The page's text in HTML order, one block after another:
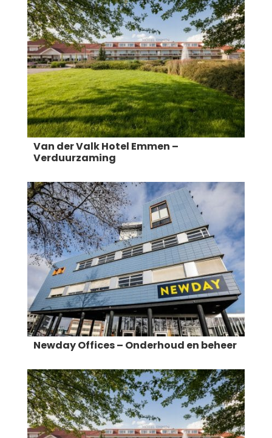
Van der Valk Hotel Emmen –
Verduurzaming
Newday Offices – Onderhoud en beheer